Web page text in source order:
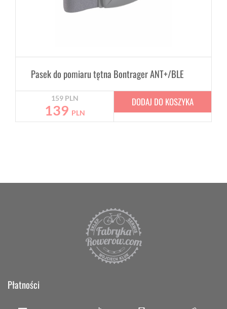
Pasek do pomiaru tętna Bontrager ANT+/BLE
159 PLN
139 PLN
DODAJ DO KOSZYKA
Płatności